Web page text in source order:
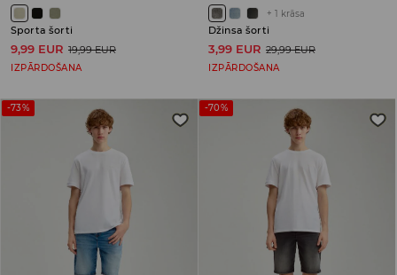
Sporta šorti
9,99 EUR 19,99 EUR
IZPĀRDOŠANA
+ 1 krāsa
Džinsa šorti
3,99 EUR 29,99 EUR
IZPĀRDOŠANA
-73% -70%